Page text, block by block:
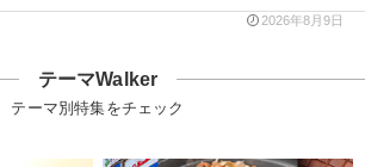
2026年8月9日
テーマWalker
テーマ別特集をチェック